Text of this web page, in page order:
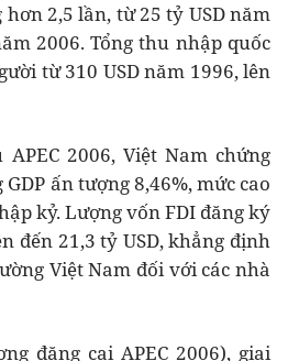
2,5 lần, từ 25 tỷ USD năm
2006. Tổng thu nhập quốc
từ 310 USD năm 1996, lên
2006, Việt Nam chứng
ấn tượng 8,46%, mức cao
kỷ. Lượng vốn FDI đăng ký
đến 21,3 tỷ USD, khẳng định
Việt Nam đối với các nhà
đăng cai APEC 2006), giai